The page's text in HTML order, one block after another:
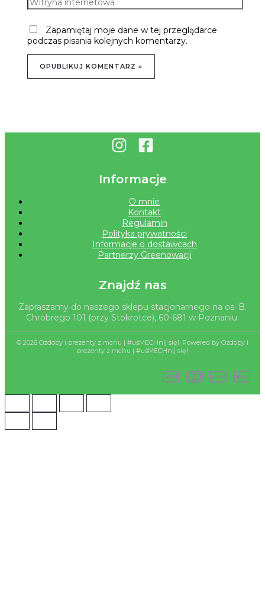
Zapamiętaj moje dane w tej przeglądarce
podczas pisania kolejnych komentarzy.
Informacje
O mnie
Kontakt
Regulamin
Polityka prywatności
Informacje o dostawcach
Partnerzy Greenowacji
Znajdź nas
Zapraszamy do naszego sklepu stacjonarnego na os. B.
Chrobrego 101 (przy Stokrotce), 60-681 w Poznaniu.
© 2026 Ozdoby i prezenty z mchu | #uśMECHnij się!. Powered by Ozdoby i
prezenty z mchu | #uśMECHnij się!